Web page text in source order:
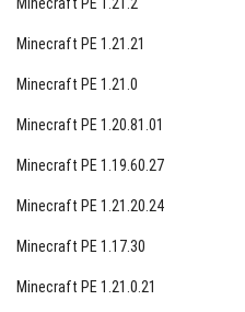
能になる可能性がありま
が追加されています。ポ
ますPC版に近づいていま
腐乾いたバラ。周囲
Minecraft PE 1.21.21
Minecraft PE 1.21.0
Minecraft PE 1.20.81.01
Minecraft PE 1.19.60.27
Minecraft PE 1.21.20.24
Minecraft PE 1.17.30
Minecraft PE 1.21.0.21